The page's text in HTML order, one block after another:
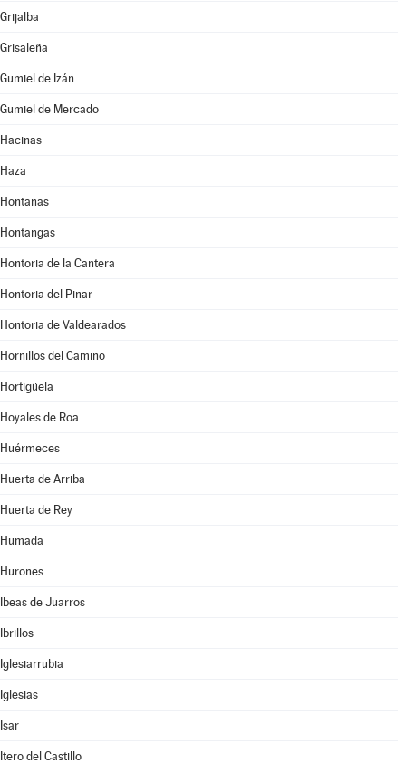
Grijalba
Grisaleña
Gumiel de Izán
Gumiel de Mercado
Hacinas
Haza
Hontanas
Hontangas
Hontoria de la Cantera
Hontoria del Pinar
Hontoria de Valdearados
Hornillos del Camino
Hortigüela
Hoyales de Roa
Huérmeces
Huerta de Arriba
Huerta de Rey
Humada
Hurones
Ibeas de Juarros
Ibrillos
Iglesiarrubia
Iglesias
Isar
Itero del Castillo